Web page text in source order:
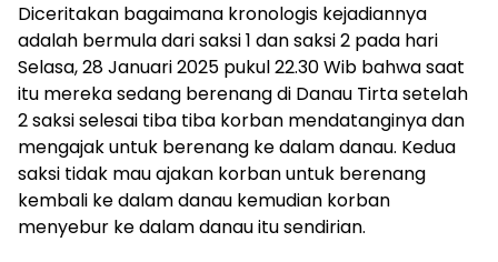
Diceritakan bagaimana kronologis kejadiannya
adalah bermula dari saksi 1 dan saksi 2 pada hari
Selasa, 28 Januari 2025 pukul 22.30 Wib bahwa saat
itu mereka sedang berenang di Danau Tirta setelah
2 saksi selesai tiba tiba korban mendatanginya dan
mengajak untuk berenang ke dalam danau. Kedua
saksi tidak mau ajakan korban untuk berenang
kembali ke dalam danau kemudian korban
menyebur ke dalam danau itu sendirian.